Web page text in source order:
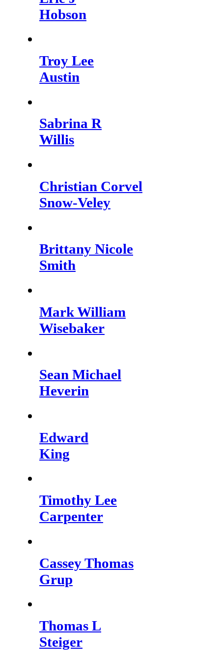
Hobson
Troy Lee
Austin
Sabrina R
Willis
Christian Corvel
Snow-Veley
Brittany Nicole
Smith
Mark William
Wisebaker
Sean Michael
Heverin
Edward
King
Timothy Lee
Carpenter
Cassey Thomas
Grup
Thomas L
Steiger